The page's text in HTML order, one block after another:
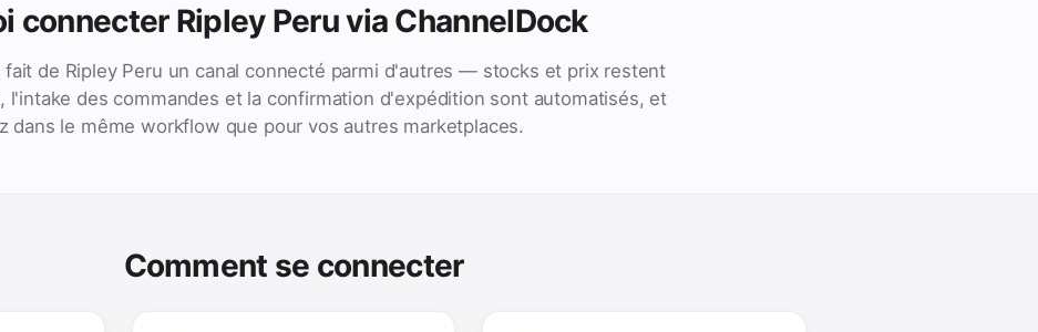
connecter Ripley Peru via ChannelDock
fait de Ripley Peru un canal connecté parmi d'autres — stocks et prix restent
l'intake des commandes et la confirmation d'expédition sont automatisés, et
dans le même workflow que pour vos autres marketplaces.
Comment se connecter